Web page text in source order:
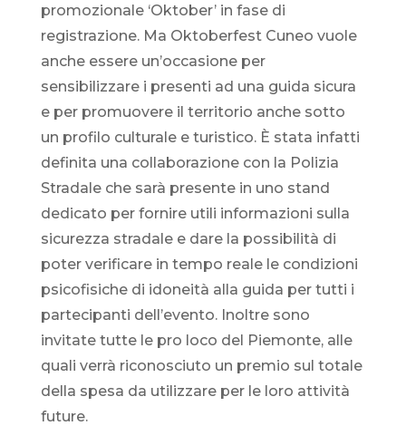
promozionale ‘Oktober’ in fase di
registrazione. Ma Oktoberfest Cuneo vuole
anche essere un’occasione per
sensibilizzare i presenti ad una guida sicura
e per promuovere il territorio anche sotto
un profilo culturale e turistico. È stata infatti
definita una collaborazione con la Polizia
Stradale che sarà presente in uno stand
dedicato per fornire utili informazioni sulla
sicurezza stradale e dare la possibilità di
poter verificare in tempo reale le condizioni
psicofisiche di idoneità alla guida per tutti i
partecipanti dell’evento. Inoltre sono
invitate tutte le pro loco del Piemonte, alle
quali verrà riconosciuto un premio sul totale
della spesa da utilizzare per le loro attività
future.